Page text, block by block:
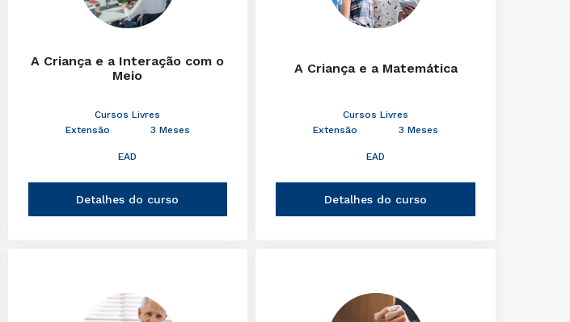
A Criança e a Interação com o
Meio
Cursos Livres
Extensão
3 Meses
EAD
Detalhes do curso
A Criança e a Matemática
Cursos Livres
Extensão
3 Meses
EAD
Detalhes do curso